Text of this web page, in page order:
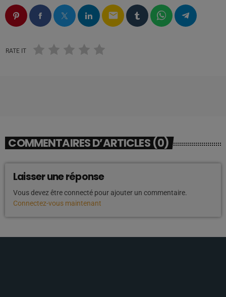
email
RATE IT
COMMENTAIRES D’ARTICLES (0)
Laisser une réponse
Vous devez être connecté pour ajouter un commentaire.
Connectez-vous maintenant